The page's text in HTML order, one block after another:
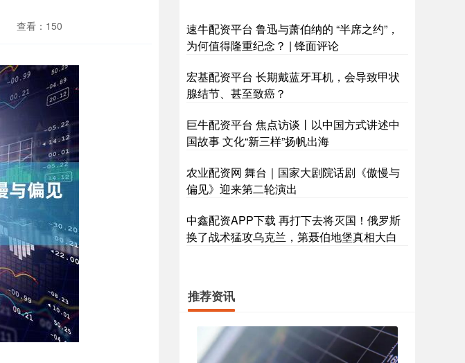
查看：150
速牛配资平台 鲁迅与萧伯纳的 “半席之约”，
为何值得隆重纪念？ | 锋面评论
宏基配资平台 长期戴蓝牙耳机，会导致甲状
腺结节、甚至致癌？
巨牛配资平台 焦点访谈丨以中国方式讲述中
国故事 文化“新三样”扬帆出海
农业配资网 舞台｜国家大剧院话剧《傲慢与
偏见》迎来第二轮演出
中鑫配资APP下载 再打下去将灭国！俄罗斯
换了战术猛攻乌克兰，第聂伯地堡真相大白
推荐资讯